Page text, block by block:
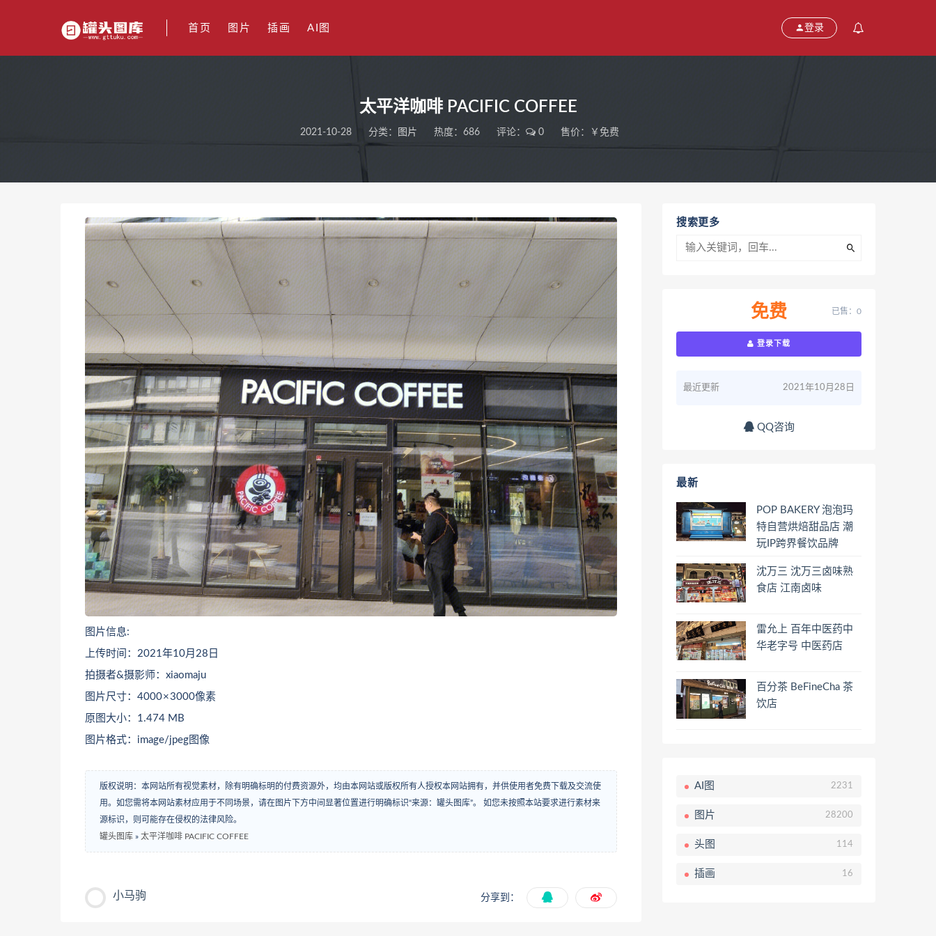
首页 图片 插画 AI图 登录
太平洋咖啡 PACIFIC COFFEE
2021-10-28 分类： 图片 热度：686 评论： 0 售价：￥免费
图片信息:
上传时间：2021年10月28日
拍摄者&摄影师：xiaomaju
图片尺寸：4000 × 3000像素
原图大小：1.474 MB
图片格式：image/jpeg图像
版权说明：本网站所有视觉素材，除有明确标明的付费资源外，均由本网站或版权所有人授权本网站拥有，并供使用者免费下载及交流使
用。如您需将本网站素材应用于不同场景，请在图片下方中间显著位置进行明确标识“来源：罐头图库”。 如您未按照本站要求进行素材来
源标识，则可能存在侵权的法律风险。
罐头图库 » 太平洋咖啡 PACIFIC COFFEE
小马驹 分享到：
搜索更多
免费 已售：0
登录下载
最近更新 2021年10月28日
QQ咨询
最新
POP BAKERY 泡泡玛
特自营烘焙甜品店 潮
玩IP跨界餐饮品牌
沈万三 沈万三卤味熟
食店 江南卤味
雷允上 百年中医药中
华老字号 中医药店
百分茶 BeFineCha 茶
饮店
AI图 2231
图片 28200
头图 114
插画 16